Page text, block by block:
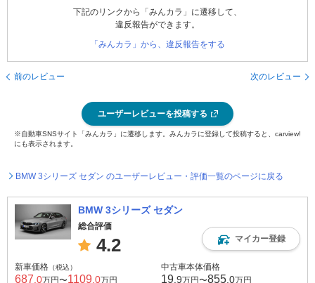
下記のリンクから「みんカラ」に遷移して、
違反報告ができます。
「みんカラ」から、違反報告をする
前のレビュー 次のレビュー
ユーザーレビューを投稿する
※自動車SNSサイト「みんカラ」に遷移します。みんカラに登録して投稿すると、carview!
にも表示されます。
BMW 3シリーズ セダン のユーザーレビュー・評価一覧のページに戻る
BMW 3シリーズ セダン
総合評価
4.2 マイカー登録
新車価格 （税込）
687 .0万円〜1109 .0万円
中古車本体価格
19 .9万円〜855 .0万円